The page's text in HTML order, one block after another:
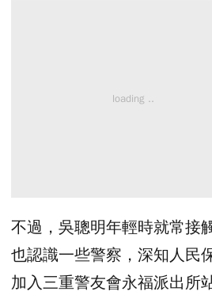
不過，吳聰明年輕時就常接
也認識一些警察，深知人民
加入三重警友會永福派出所